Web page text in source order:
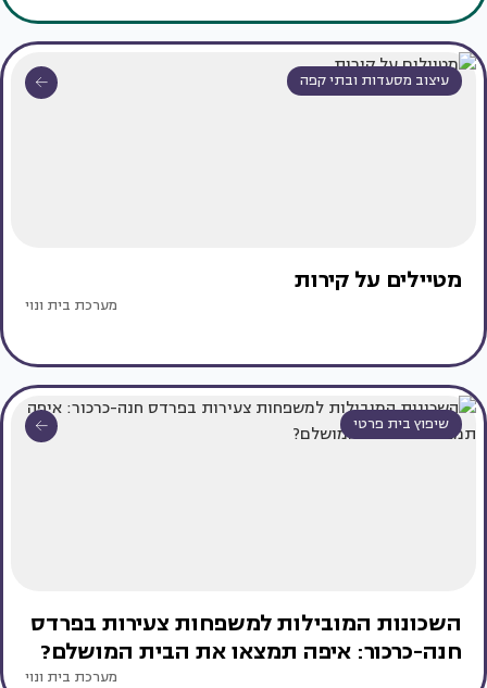
עיצוב מסעדות ובתי קפה
מטיילים על קירות
מערכת בית ונוי
שיפוץ בית פרטי
השכונות המובילות למשפחות צעירות בפרדס
חנה-כרכור: איפה תמצאו את הבית המושלם?
מערכת בית ונוי